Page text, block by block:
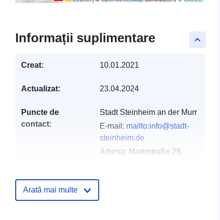
keyboard_arrow_up
Informații suplimentare
Creat: 10.01.2021
Actualizat: 23.04.2024
Puncte de
contact:
Stadt Steinheim an der Murr
E-mail: mailto:info@stadt-
steinheim.de
Adresa: Marktstraße 29,
Arată mai multe